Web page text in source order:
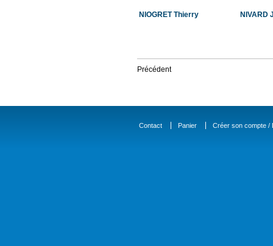
NIOGRET Thierry NIVARD
Précédent
Contact Panier Créer son compte /